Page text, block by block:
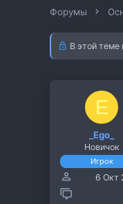
о
т
е
ч
Форумы
В этой теме
E
_Ego_
Новичок
Игрок
6 Окт